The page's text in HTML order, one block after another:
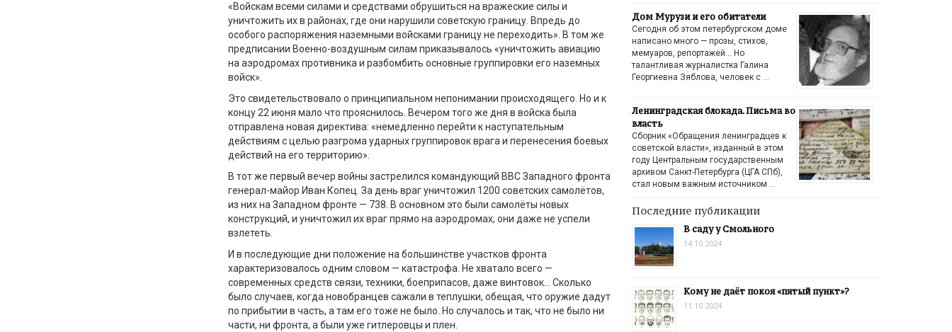
«Войскам всеми силами и средствами обрушиться на вражеские силы и
уничтожить их в районах, где они нарушили советскую границу. Впредь до
особого распоряжения наземными войсками границу не переходить». В том же
предписании Военно-воздушным силам приказывалось «уничтожить авиацию
на аэродромах противника и разбомбить основные группировки его наземных
войск».
Это свидетельствовало о принципиальном непонимании происходящего. Но и к
концу 22 июня мало что прояснилось. Вечером того же дня в войска была
отправлена новая директива: «немедленно перейти к наступательным
действиям с целью разгрома ударных группировок врага и перенесения боевых
действий на его территорию».
В тот же первый вечер войны застрелился командующий ВВС Западного фронта
генерал-майор Иван Копец. За день враг уничтожил 1200 советских самолётов,
из них на Западном фронте — 738. В основном это были самолёты новых
конструкций, и уничтожил их враг прямо на аэродромах, они даже не успели
взлететь.
И в последующие дни положение на большинстве участков фронта
характеризовалось одним словом — катастрофа. Не хватало всего —
современных средств связи, техники, боеприпасов, даже винтовок… Сколько
было случаев, когда новобранцев сажали в теплушки, обещая, что оружие дадут
по прибытии в часть, а там его тоже не было. Но случалось и так, что не было ни
части, ни фронта, а были уже гитлеровцы и плен.
Дом Мурузи и его обитатели
Сегодня об этом петербургском доме
написано много — прозы, стихов,
мемуаров, репортажей… Но
талантливая журналистка Галина
Георгиевна Зяблова, человек с …
Ленинградская блокада. Письма во
власть
Сборник «Обращения ленинградцев к
советской власти», изданный в этом
году Центральным государственным
архивом Санкт-Петербурга (ЦГА СПб),
стал новым важным источником …
Последние публикации
В саду у Смольного
14.10.2024
Кому не даёт покоя «пятый пункт»?
11.10.2024